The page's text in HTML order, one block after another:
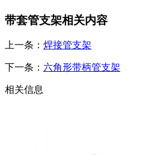
带套管支架相关内容
上一条： 焊接管支架
下一条： 六角形带柄管支架
相关信息